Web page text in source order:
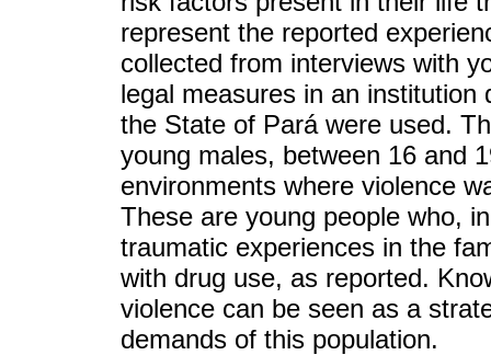
represent the reported
collected from interviews with
legal measures in an
the State of Pará were used.
young males, between 16 and
environments where violence
These are young people who,
traumatic experiences in the
with drug use, as reported.
violence can be seen as a
demands of this population.